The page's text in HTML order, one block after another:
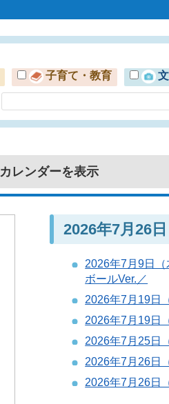
子育て・教育
カレンダーを表示
2026年7月26
2026年7月9日
ボールVer.／
2026年7月19日
2026年7月19日
2026年7月25日
2026年7月26日
2026年7月26日